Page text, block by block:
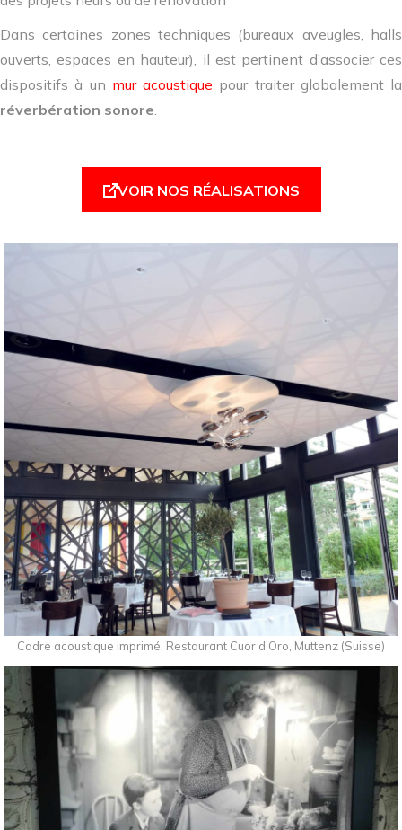
Dans certaines zones techniques (bureaux aveugles, halls
ouverts, espaces en hauteur), il est pertinent d’associer ces
dispositifs à un mur acoustique pour traiter globalement la
réverbération sonore.
VOIR NOS RÉALISATIONS
Cadre acoustique imprimé, Restaurant Cuor d'Oro, Muttenz (Suisse)